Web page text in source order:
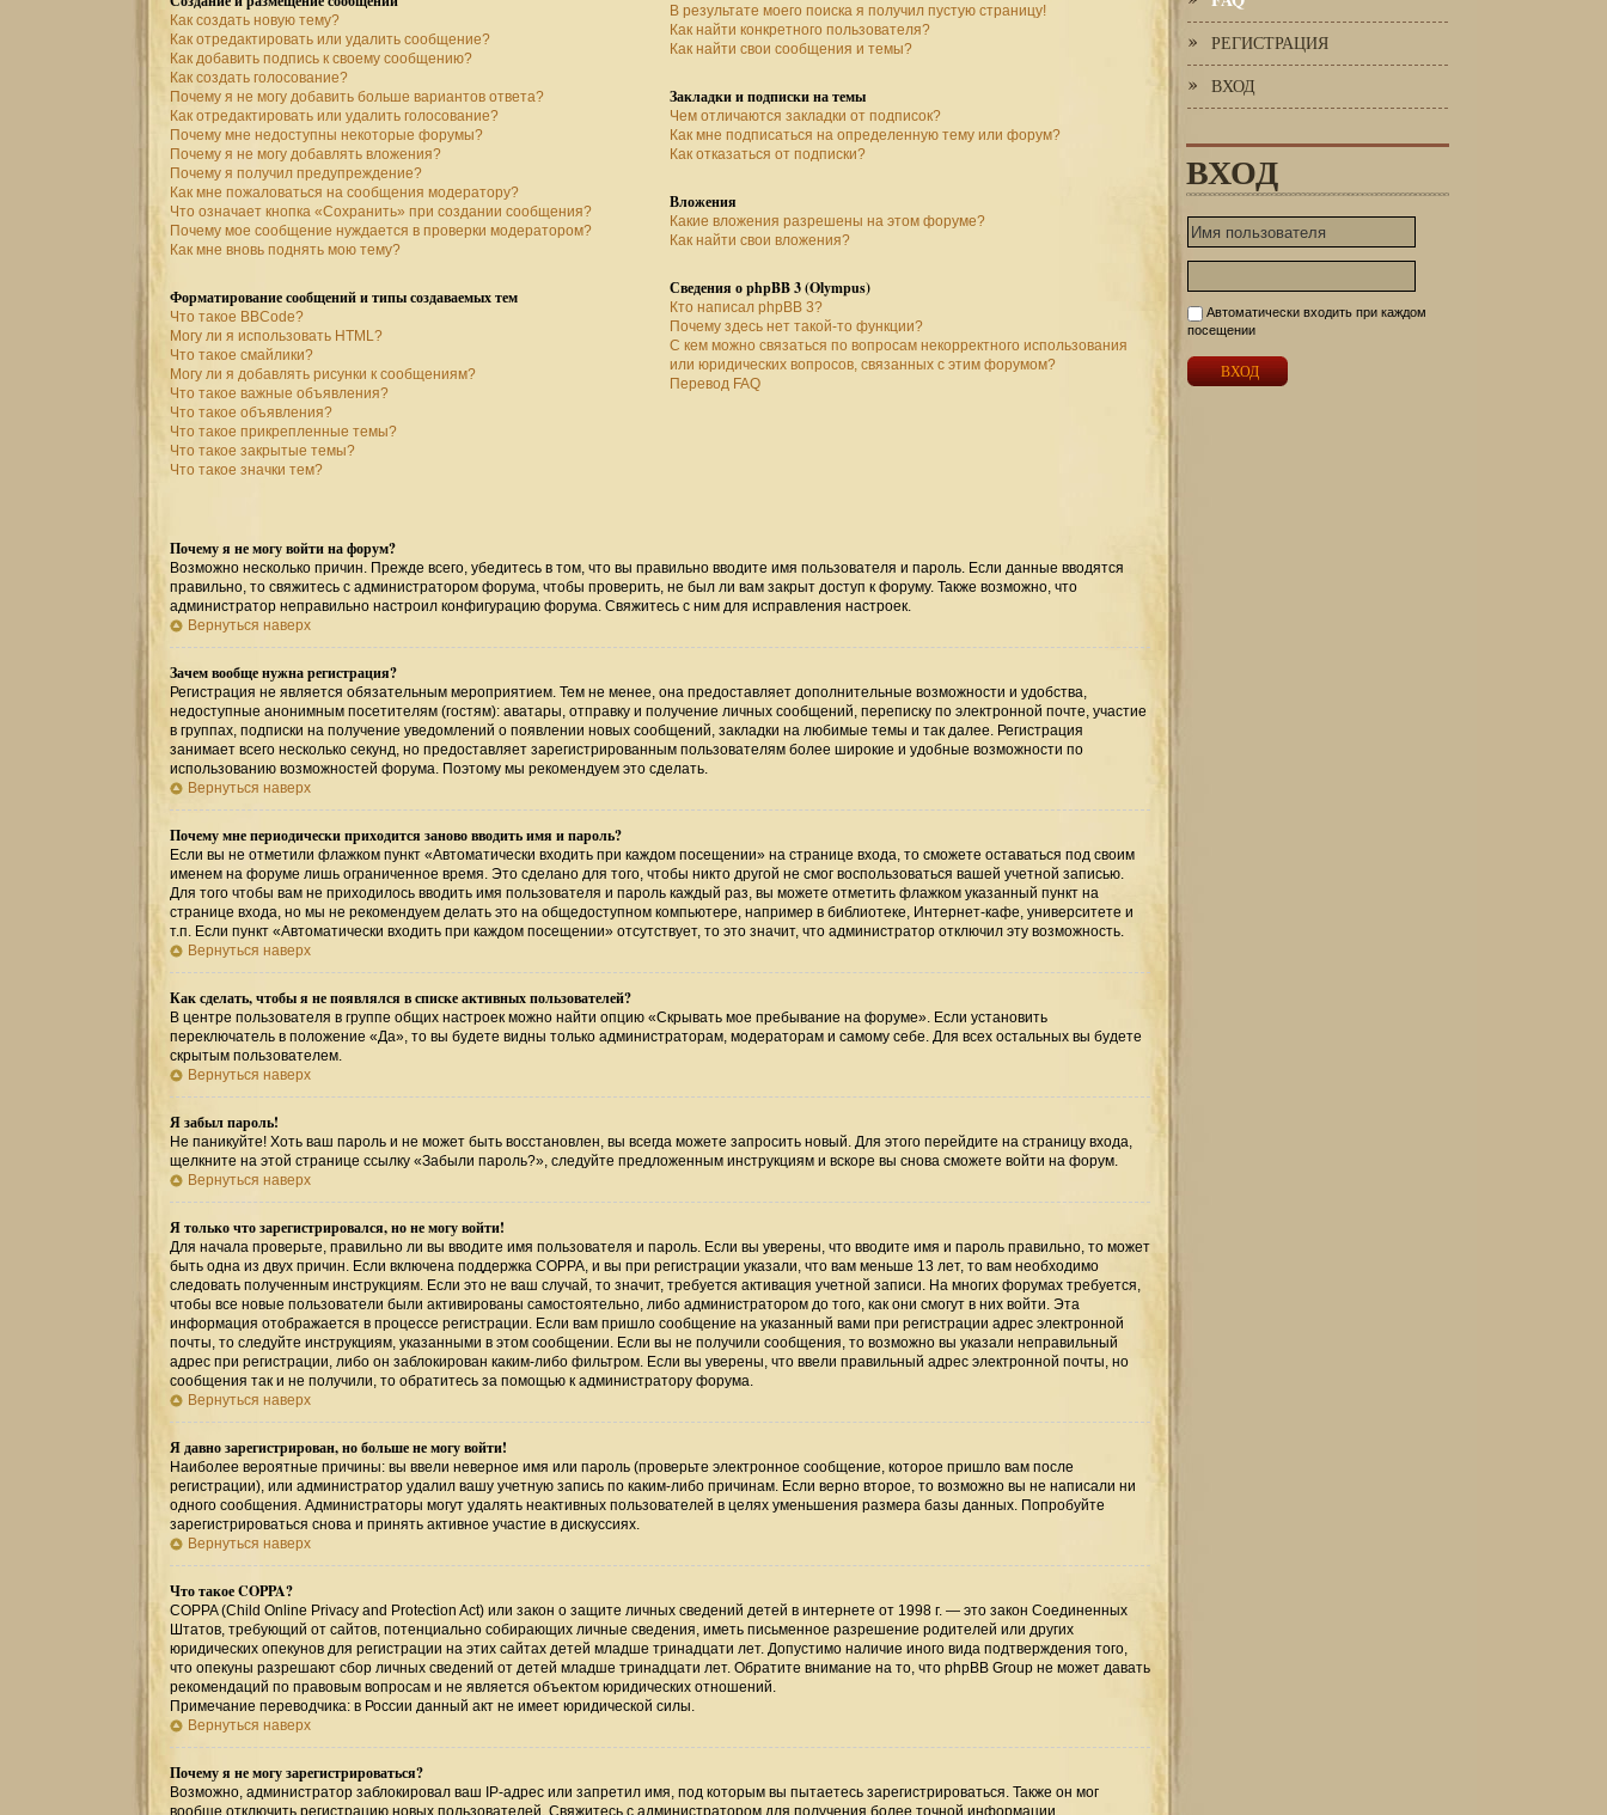
Как создать новую тему?
Как отредактировать или удалить сообщение?
Как добавить подпись к своему сообщению?
Как создать голосование?
Почему я не могу добавить больше вариантов ответа?
Как отредактировать или удалить голосование?
Почему мне недоступны некоторые форумы?
Почему я не могу добавлять вложения?
Почему я получил предупреждение?
Как мне пожаловаться на сообщения модератору?
Что означает кнопка «Сохранить» при создании сообщения?
Почему мое сообщение нуждается в проверки модератором?
Как мне вновь поднять мою тему?
Форматирование сообщений и типы создаваемых тем
Что такое BBCode?
Могу ли я использовать HTML?
Что такое смайлики?
Могу ли я добавлять рисунки к сообщениям?
Что такое важные объявления?
Что такое объявления?
Что такое прикрепленные темы?
Что такое закрытые темы?
Что такое значки тем?
В результате моего поиска я получил пустую страницу!
Как найти конкретного пользователя?
Как найти свои сообщения и темы?
Закладки и подписки на темы
Чем отличаются закладки от подписок?
Как мне подписаться на определенную тему или форум?
Как отказаться от подписки?
Вложения
Какие вложения разрешены на этом форуме?
Как найти свои вложения?
Сведения о phpBB 3 (Olympus)
Кто написал phpBB 3?
Почему здесь нет такой-то функции?
С кем можно связаться по вопросам некорректного использования
или юридических вопросов, связанных с этим форумом?
Перевод FAQ
Почему я не могу войти на форум?
Возможно несколько причин. Прежде всего, убедитесь в том, что вы правильно вводите имя пользователя и пароль. Если данные вводятся
правильно, то свяжитесь с администратором форума, чтобы проверить, не был ли вам закрыт доступ к форуму. Также возможно, что
администратор неправильно настроил конфигурацию форума. Свяжитесь с ним для исправления настроек.
Вернуться наверх
Зачем вообще нужна регистрация?
Регистрация не является обязательным мероприятием. Тем не менее, она предоставляет дополнительные возможности и удобства,
недоступные анонимным посетителям (гостям): аватары, отправку и получение личных сообщений, переписку по электронной почте, участие
в группах, подписки на получение уведомлений о появлении новых сообщений, закладки на любимые темы и так далее. Регистрация
занимает всего несколько секунд, но предоставляет зарегистрированным пользователям более широкие и удобные возможности по
использованию возможностей форума. Поэтому мы рекомендуем это сделать.
Вернуться наверх
Почему мне периодически приходится заново вводить имя и пароль?
Если вы не отметили флажком пункт «Автоматически входить при каждом посещении» на странице входа, то сможете оставаться под своим
именем на форуме лишь ограниченное время. Это сделано для того, чтобы никто другой не смог воспользоваться вашей учетной записью.
Для того чтобы вам не приходилось вводить имя пользователя и пароль каждый раз, вы можете отметить флажком указанный пункт на
странице входа, но мы не рекомендуем делать это на общедоступном компьютере, например в библиотеке, Интернет-кафе, университете и
т.п. Если пункт «Автоматически входить при каждом посещении» отсутствует, то это значит, что администратор отключил эту возможность.
Вернуться наверх
Как сделать, чтобы я не появлялся в списке активных пользователей?
В центре пользователя в группе общих настроек можно найти опцию «Скрывать мое пребывание на форуме». Если установить
переключатель в положение «Да», то вы будете видны только администраторам, модераторам и самому себе. Для всех остальных вы будете
скрытым пользователем.
Вернуться наверх
Я забыл пароль!
Не паникуйте! Хоть ваш пароль и не может быть восстановлен, вы всегда можете запросить новый. Для этого перейдите на страницу входа,
щелкните на этой странице ссылку «Забыли пароль?», следуйте предложенным инструкциям и вскоре вы снова сможете войти на форум.
Вернуться наверх
Я только что зарегистрировался, но не могу войти!
Для начала проверьте, правильно ли вы вводите имя пользователя и пароль. Если вы уверены, что вводите имя и пароль правильно, то может
быть одна из двух причин. Если включена поддержка COPPA, и вы при регистрации указали, что вам меньше 13 лет, то вам необходимо
следовать полученным инструкциям. Если это не ваш случай, то значит, требуется активация учетной записи. На многих форумах требуется,
чтобы все новые пользователи были активированы самостоятельно, либо администратором до того, как они смогут в них войти. Эта
информация отображается в процессе регистрации. Если вам пришло сообщение на указанный вами при регистрации адрес электронной
почты, то следуйте инструкциям, указанными в этом сообщении. Если вы не получили сообщения, то возможно вы указали неправильный
адрес при регистрации, либо он заблокирован каким-либо фильтром. Если вы уверены, что ввели правильный адрес электронной почты, но
сообщения так и не получили, то обратитесь за помощью к администратору форума.
Вернуться наверх
Я давно зарегистрирован, но больше не могу войти!
Наиболее вероятные причины: вы ввели неверное имя или пароль (проверьте электронное сообщение, которое пришло вам после
регистрации), или администратор удалил вашу учетную запись по каким-либо причинам. Если верно второе, то возможно вы не написали ни
одного сообщения. Администраторы могут удалять неактивных пользователей в целях уменьшения размера базы данных. Попробуйте
зарегистрироваться снова и принять активное участие в дискуссиях.
Вернуться наверх
Что такое COPPA?
COPPA (Child Online Privacy and Protection Act) или закон о защите личных сведений детей в интернете от 1998 г. — это закон Соединенных
Штатов, требующий от сайтов, потенциально собирающих личные сведения, иметь письменное разрешение родителей или других
юридических опекунов для регистрации на этих сайтах детей младше тринадцати лет. Допустимо наличие иного вида подтверждения того,
что опекуны разрешают сбор личных сведений от детей младше тринадцати лет. Обратите внимание на то, что phpBB Group не может давать
рекомендаций по правовым вопросам и не является объектом юридических отношений.
Примечание переводчика: в России данный акт не имеет юридической силы.
Вернуться наверх
Почему я не могу зарегистрироваться?
Возможно, администратор заблокировал ваш IP-адрес или запретил имя, под которым вы пытаетесь зарегистрироваться. Также он мог
вообще отключить регистрацию новых пользователей. Свяжитесь с администратором для получения более точной информации.
РЕГИСТРАЦИЯ
ВХОД
ВХОД
Автоматически входить при каждом
посещении